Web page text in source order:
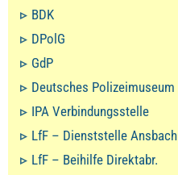
BDK
DPolG
GdP
Deutsches Polizeimuseum
IPA Verbindungsstelle
LfF – Dienststelle Ansbach
LfF – Beihilfe Direktabr.